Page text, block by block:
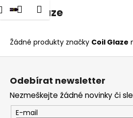
Přejít
na
Přihlášení
Nákupní
Menu
Coil Glaze
Žádné produkty značky Coil Glaze
K
o
k C
p
o
t
Odebírat newsletter
Nezmeškejte žádné novinky či
E-mail